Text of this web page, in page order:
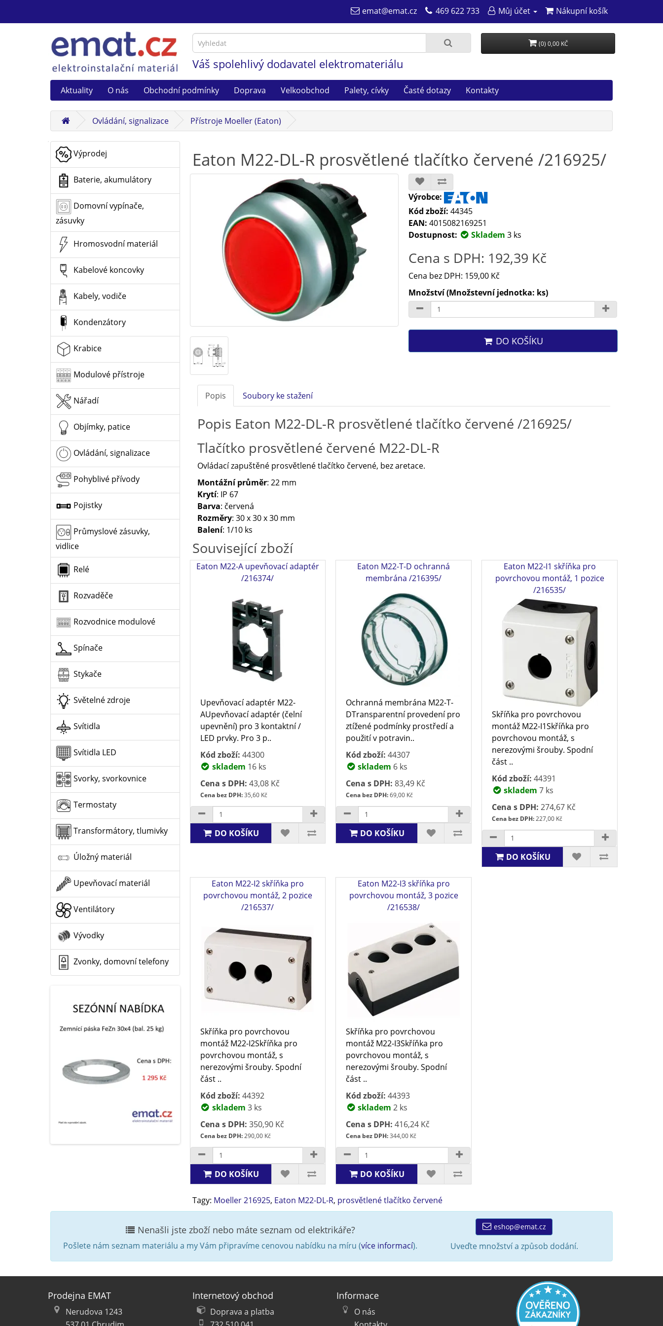
emat@emat.cz 469 622 733 Můj účet Nákupní košík
Váš spolehlivý dodavatel elektromateriálu
(0) 0,00 KČ
Aktuality O nás Obchodní podmínky Doprava Velkoobchod Palety, cívky Časté dotazy Kontakty
Ovládání, signalizace Přístroje Moeller (Eaton)
Výprodej
Baterie, akumulátory
Domovní vypínače,
zásuvky
Hromosvodní materiál
Kabelové koncovky
Kabely, vodiče
Kondenzátory
Krabice
Modulové přístroje
Nářadí
Objímky, patice
Ovládání, signalizace
Pohyblivé přívody
Pojistky
Průmyslové zásuvky,
vidlice
Relé
Rozvaděče
Rozvodnice modulové
Spínače
Stykače
Světelné zdroje
Svítidla
Svítidla LED
Svorky, svorkovnice
Termostaty
Transformátory, tlumivky
Úložný materiál
Upevňovací materiál
Ventilátory
Vývodky
Zvonky, domovní telefony
Eaton M22-DL-R prosvětlené tlačítko červené /216925/
Výrobce:
Kód zboží: 44345
EAN: 4015082169251
Dostupnost:
Skladem 3 ks
Cena s DPH: 192,39 Kč
Cena bez DPH: 159,00 Kč
Množství (Množstevní jednotka: ks)
DO KOŠÍKU
Popis Soubory ke stažení
Popis Eaton M22-DL-R prosvětlené tlačítko červené /216925/
Tlačítko prosvětlené červené M22-DL-R
Ovládací zapuštěné prosvětlené tlačítko červené, bez aretace.
Montážní průměr: 22 mm
Krytí: IP 67
Barva: červená
Rozměry: 30 x 30 x 30 mm
Balení: 1/10 ks
Související zboží
Eaton M22-A upevňovací adaptér
/216374/
Upevňovací adaptér M22-
AUpevňovací adaptér (čelní
upevnění) pro 3 kontaktní /
LED prvky. Pro 3 p..
Kód zboží: 44300
skladem 16 ks
Cena s DPH: 43,08 Kč
Cena bez DPH:35,60 Kč
DO KOŠÍKU
Eaton M22-T-D ochranná
membrána /216395/
Ochranná membrána M22-T-
DTransparentní provedení pro
ztížené podmínky prostředí a
použití v potravin..
Kód zboží: 44307
skladem 6 ks
Cena s DPH: 83,49 Kč
Cena bez DPH:69,00 Kč
DO KOŠÍKU
Eaton M22-I1 skříňka pro
povrchovou montáž, 1 pozice
/216535/
Skříňka pro povrchovou
montáž M22-I1Skříňka pro
povrchovou montáž, s
nerezovými šrouby. Spodní
část ..
Kód zboží: 44391
skladem 7 ks
Cena s DPH: 274,67 Kč
Cena bez DPH:227,00 Kč
DO KOŠÍKU
Eaton M22-I2 skříňka pro
povrchovou montáž, 2 pozice
/216537/
Skříňka pro povrchovou
montáž M22-I2Skříňka pro
povrchovou montáž, s
nerezovými šrouby. Spodní
část ..
Kód zboží: 44392
skladem 3 ks
Cena s DPH: 350,90 Kč
Cena bez DPH:290,00 Kč
DO KOŠÍKU
Eaton M22-I3 skříňka pro
povrchovou montáž, 3 pozice
/216538/
Skříňka pro povrchovou
montáž M22-I3Skříňka pro
povrchovou montáž, s
nerezovými šrouby. Spodní
část ..
Kód zboží: 44393
skladem 2 ks
Cena s DPH: 416,24 Kč
Cena bez DPH:344,00 Kč
DO KOŠÍKU
Tagy: Moeller 216925, Eaton M22-DL-R, prosvětlené tlačítko červené
Nenašli jste zboží nebo máte seznam od elektrikáře?
Pošlete nám seznam materiálu a my Vám připravíme cenovou nabídku na míru (více informací).
eshop@emat.cz
Uveďte množství a způsob dodání.
Prodejna EMAT
Nerudova 1243
Internetový obchod
Doprava a platba
Informace
O nás